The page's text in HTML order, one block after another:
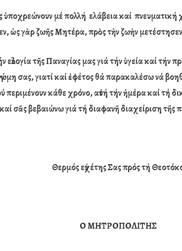
ὑποχρεώνουν μέ πολλή ελάβεια καί πνευματική
ὡς γὰρ ζωῆς Μητέρα, πρὸς τὴν ζωὴν
εὐλογία τῆς Παναγίας μας γιά τήν ὑγεία καί
σας, γιατί καί ἐφέτος θά παρακαλέσω νά
κάθε χρόνο, αὐτή τήν ἡμέρα καί τή
σᾶς βεβαιώνω γιά τή διαφανῆ διαχείριση
Θερμός εὐχέτης Σας πρός τή
Ο ΜΗΤΡΟΠΟΛΙΤΗΣ